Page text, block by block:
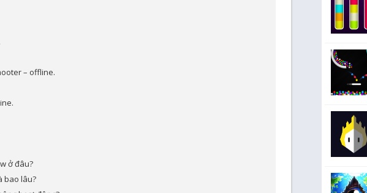
– offline.
ở đâu?
bao lâu?